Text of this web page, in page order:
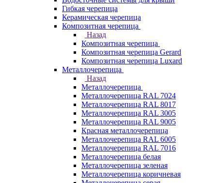
Гибкая черепица
Керамическая черепица
Композитная черепица
Назад
Композитная черепица
Композитная черепица Gerard
Композитная черепица Luxard
Металлочерепица
Назад
Металлочерепица
Металлочерепица RAL 7024
Металлочерепица RAL 8017
Металлочерепица RAL 3005
Металлочерепица RAL 9005
Красная металлочерепица
Металлочерепица RAL 6005
Металлочерепица RAL 7016
Металлочерепица белая
Металлочерепица зеленая
Металлочерепица коричневая